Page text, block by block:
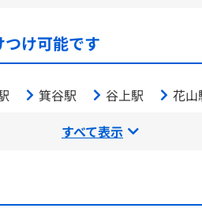
け可能です
箕谷駅 谷上駅 花山
すべて表示